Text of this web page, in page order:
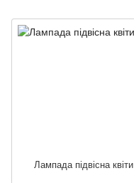
Лампада підвісна квіти